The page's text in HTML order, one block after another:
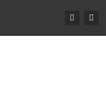
Search